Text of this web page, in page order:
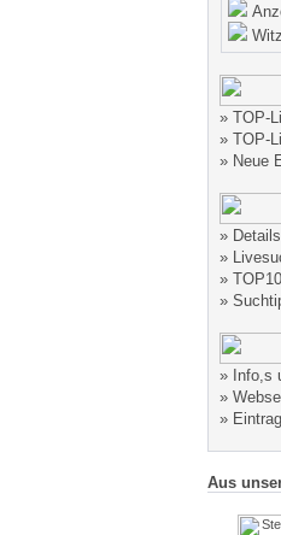
» TOP-
» TOP-
» Neue
»
»
»
»
»
Info,s
»
»
Aus